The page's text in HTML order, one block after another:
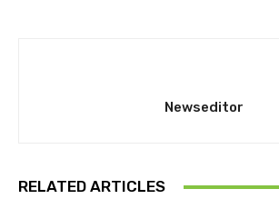
Newseditor
RELATED ARTICLES